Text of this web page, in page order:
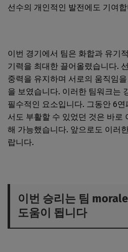
선수의 개인적인 발전에도 기여
이번 경기에서 팀은 화합과 유기
기력을 최대한 끌어올렸습니다.
중력을 유지하며 서로의 움직임
을 보였습니다. 이러한 팀워크는
필수적인 요소입니다. 그동안 6
서도 부활할 수 있었던 것은 바로
해 가능했습니다. 앞으로도 이러
랍니다.
이번 승리는 팀
도움이 됩니다